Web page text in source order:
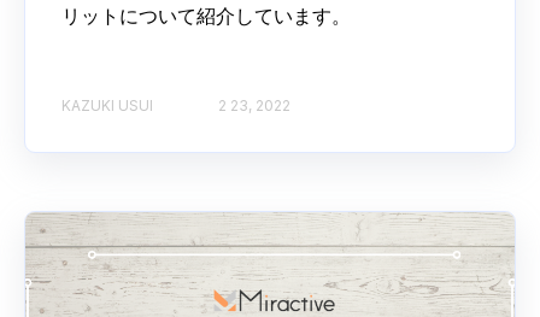
リットについて紹介しています。
KAZUKI USUI 2 23, 2022